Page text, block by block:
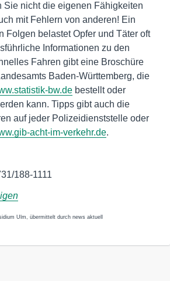
Sie nicht die eigenen Fähigkeiten
mit Fehlern von anderen! Ein
Folgen belastet Opfer und Täter oft
Informationen zu den
Fahren gibt eine Broschüre
Baden-Württemberg, die
bw.de bestellt oder
kann. Tipps gibt auch die
auf jeder Polizeidienststelle oder
acht-im-verkehr.de.
188-1111
Ulm, übermittelt durch news aktuell